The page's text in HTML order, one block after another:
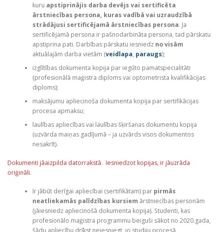
kuru apstiprinājis darba devējs vai sertificēta
ārstniecības persona, kuras vadībā vai uzraudzībā
strādājusi sertificējamā ārstniecības persona. Ja
sertificējamā persona ir pašnodarbināta persona, tad pārskatu
apstiprina pati. Darbības pārskatu iesniedz no visām
aktuālajām darba vietām (veidlapa, paraugs);
izglītības dokumenta kopija par iegūto pamatspecialitāti
(profesionālā maģistra diploms vai optometrista kvalifikācijas
diploms);
maksājumu apliecinoša dokumenta kopija par sertifikācijas
procesa apmaksu;
laulības apliecības vai laulības šķiršanas dokumentu kopija
(uzvārda maiņas gadījumā – ja uzvārds visos dokumentos
nesakrīt).
Dokumenti jāaizpilda datorrakstā. Iesniedzot kopijas, ir jāuzrāda
oriģināli.
Ir jābūt derīgai apliecībai (sertifikātam) par pirmās
neatliekamās palīdzības kursiem ārstniecības personām
(jāiesniedz apliecinošā dokumenta kopija). Studenti, kas
profesionālo maģistra programmu beiguši sākot no 2020.gada,